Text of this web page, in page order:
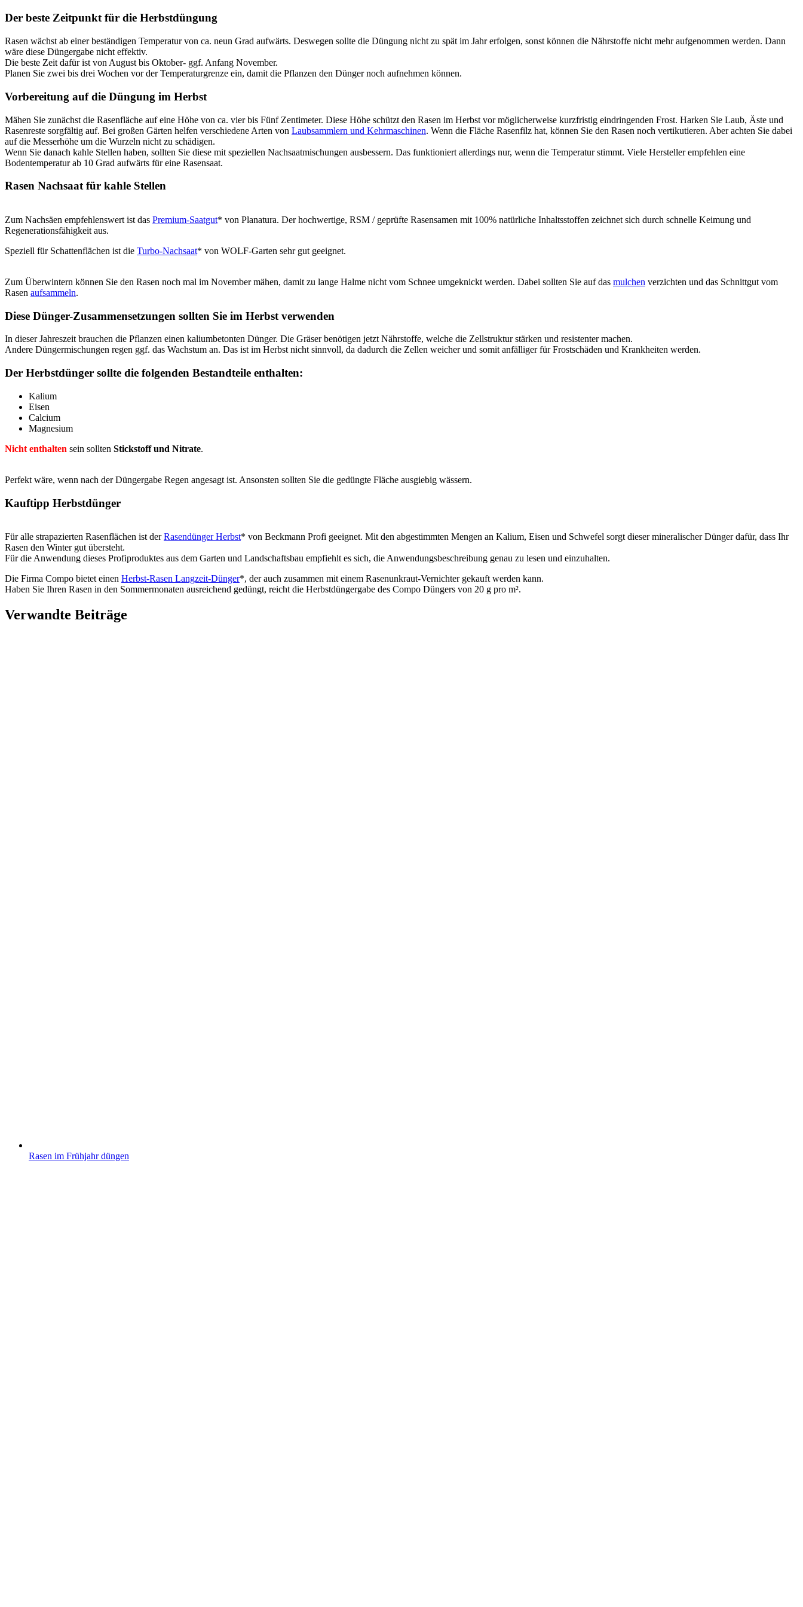
Der beste Zeitpunkt für die Herbstdüngung
Rasen wächst ab einer beständigen Temperatur von ca. neun Grad aufwärts. Deswegen sollte die Düngung nicht zu spät im Jahr erfolgen, sonst können die Nährstoffe nicht mehr aufgenommen werden. Dann
wäre diese Düngergabe nicht effektiv.
Die beste Zeit dafür ist von August bis Oktober- ggf. Anfang November.
Planen Sie zwei bis drei Wochen vor der Temperaturgrenze ein, damit die Pflanzen den Dünger noch aufnehmen können.
Vorbereitung auf die Düngung im Herbst
Mähen Sie zunächst die Rasenfläche auf eine Höhe von ca. vier bis Fünf Zentimeter. Diese Höhe schützt den Rasen im Herbst vor möglicherweise kurzfristig eindringenden Frost. Harken Sie Laub, Äste und
Rasenreste sorgfältig auf. Bei großen Gärten helfen verschiedene Arten von Laubsammlern und Kehrmaschinen. Wenn die Fläche Rasenfilz hat, können Sie den Rasen noch vertikutieren. Aber achten Sie dabei
auf die Messerhöhe um die Wurzeln nicht zu schädigen.
Wenn Sie danach kahle Stellen haben, sollten Sie diese mit speziellen Nachsaatmischungen ausbessern. Das funktioniert allerdings nur, wenn die Temperatur stimmt. Viele Hersteller empfehlen eine
Bodentemperatur ab 10 Grad aufwärts für eine Rasensaat.
Rasen Nachsaat für kahle Stellen
Zum Nachsäen empfehlenswert ist das Premium-Saatgut* von Planatura. Der hochwertige, RSM / geprüfte Rasensamen mit 100% natürliche Inhaltsstoffen zeichnet sich durch schnelle Keimung und
Regenerationsfähigkeit aus.
Speziell für Schattenflächen ist die Turbo-Nachsaat* von WOLF-Garten sehr gut geeignet.
Zum Überwintern können Sie den Rasen noch mal im November mähen, damit zu lange Halme nicht vom Schnee umgeknickt werden. Dabei sollten Sie auf das mulchen verzichten und das Schnittgut vom
Rasen aufsammeln.
Diese Dünger-Zusammensetzungen sollten Sie im Herbst verwenden
In dieser Jahreszeit brauchen die Pflanzen einen kaliumbetonten Dünger. Die Gräser benötigen jetzt Nährstoffe, welche die Zellstruktur stärken und resistenter machen.
Andere Düngermischungen regen ggf. das Wachstum an. Das ist im Herbst nicht sinnvoll, da dadurch die Zellen weicher und somit anfälliger für Frostschäden und Krankheiten werden.
Der Herbstdünger sollte die folgenden Bestandteile enthalten:
Kalium
Eisen
Calcium
Magnesium
Nicht enthalten sein sollten Stickstoff und Nitrate.
Perfekt wäre, wenn nach der Düngergabe Regen angesagt ist. Ansonsten sollten Sie die gedüngte Fläche ausgiebig wässern.
Kauftipp Herbstdünger
Für alle strapazierten Rasenflächen ist derRasendünger Herbst* von Beckmann Profi geeignet. Mit den abgestimmten Mengen an Kalium, Eisen und Schwefel sorgt dieser mineralischer Dünger dafür, dass Ihr
Rasen den Winter gut übersteht.
Für die Anwendung dieses Profiproduktes aus dem Garten und Landschaftsbau empfiehlt es sich, die Anwendungsbeschreibung genau zu lesen und einzuhalten.
Die Firma Compo bietet einen Herbst-Rasen Langzeit-Dünger*, der auch zusammen mit einem Rasenunkraut-Vernichter gekauft werden kann.
Haben Sie Ihren Rasen in den Sommermonaten ausreichend gedüngt, reicht die Herbstdüngergabe des Compo Düngers von 20 g pro m².
Verwandte Beiträge
Rasen im Frühjahr düngen